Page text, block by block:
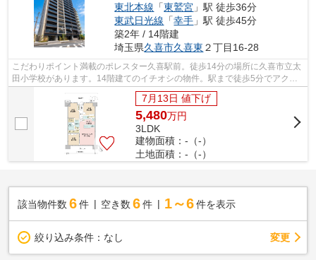
東北本線 「東鷲宮 」駅 徒歩36分
東武日光線 「幸手 」駅 徒歩45分
築2年 / 14階建
埼玉県久喜市久喜東 ２丁目16-28
こだわりポイント満載のポレスター久喜駅前。徒歩14分の場所に久喜市立太
田小学校があります。14階建てのイチオシの物件。駅まで徒歩5分でアクセ
ス可能な物件です。久喜市で不動産をお...
7月13日 値下げ
5,480万円
3LDK
建物面積：-（-）
土地面積：-（-）
該当物件数 6件 空き数 6 件 1～6 件を表示
絞り込み条件： なし 変更